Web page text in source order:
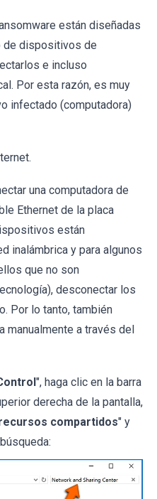
están diseñadas
de dispositivos de
e incluso
Por esta razón, es muy
infectado (computadora)
una computadora de
Ethernet de la placa
están
inalámbrica y para algunos
que no son
desconectar los
Por lo tanto, también
manualmente a través del
", haga clic en la barra
derecha de la pantalla,
compartidos" y